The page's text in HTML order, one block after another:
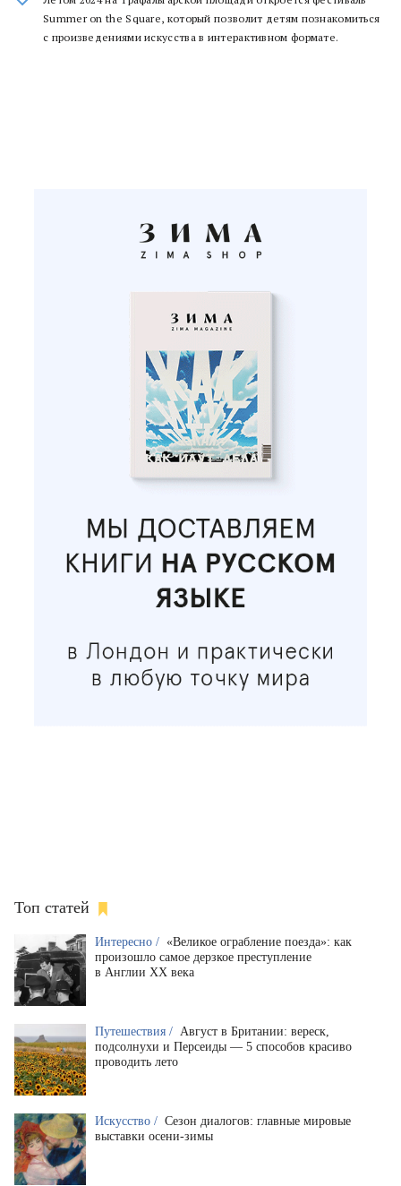
Summer on the Square, который позволит детям познакомиться
с произведениями искусства в интерактивном формате.
Топ статей
Интересно / «Великое ограбление поезда»: как
произошло самое дерзкое преступление
в Англии XX века
Путешествия / Август в Британии: вереск,
подсолнухи и Персеиды — 5 способов красиво
проводить лето
Искусство / Сезон диалогов: главные мировые
выставки осени-зимы